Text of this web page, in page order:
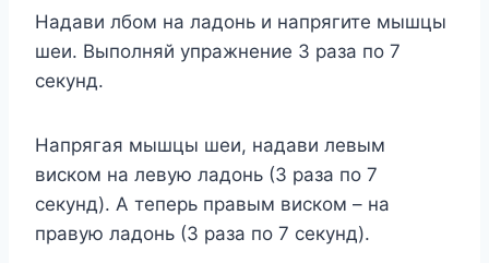
Надави лбом на ладонь и напрягите мышцы
шеи. Выполняй упражнение 3 раза по 7
секунд.
Напрягая мышцы шеи, надави левым
виском на левую ладонь (3 раза по 7
секунд). А теперь правым виском – на
правую ладонь (3 раза по 7 секунд).